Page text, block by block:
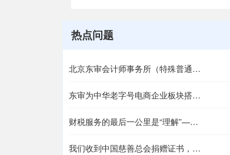
热点问题
北京东审会计师事务所（特殊普通合伙）被江苏省工信部选定，为企业数字化转型试点提供专项资金审计服务
东审为中华老字号电商企业板块搭建财税合规体系
财税服务的最后一公里是“理解”——东审内部深度服务客户培训
我们收到中国慈善总会捐赠证书，想对每一位献爱心的你说声：谢谢！